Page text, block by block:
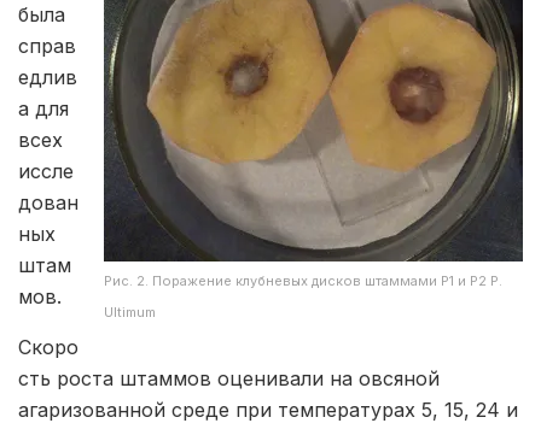
Рис. 2. Поражение клубневых дисков штаммами Р1 и Р2 P.
Ultimum
была
справ
едлив
а для
всех
иссле
дован
ных
штам
мов.
Скоро
сть роста штаммов оценивали на овсяной
агаризованной среде при температурах 5, 15, 24 и